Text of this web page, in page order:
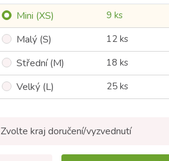
Mini (XS)
9 ks
Malý (S) 12 ks
Střední (M) 18 ks
Velký (L) 25 ks
Zvolte kraj doručení/vyzvednutí